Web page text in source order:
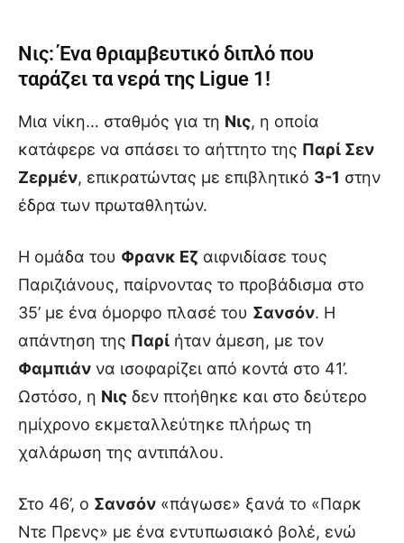
Νις: Ένα θριαμβευτικό διπλό που
ταράζει τα νερά της Ligue 1!
Μια νίκη… σταθμός για τη Νις, η οποία
κατάφερε να σπάσει το αήττητο της Παρί Σεν
Ζερμέν, επικρατώντας με επιβλητικό 3-1 στην
έδρα των πρωταθλητών.
Η ομάδα του Φρανκ Εζ αιφνιδίασε τους
Παριζιάνους, παίρνοντας το προβάδισμα στο
35’ με ένα όμορφο πλασέ του Σανσόν. Η
απάντηση της Παρί ήταν άμεση, με τον
Φαμπιάν να ισοφαρίζει από κοντά στο 41’.
Ωστόσο, η Νις δεν πτοήθηκε και στο δεύτερο
ημίχρονο εκμεταλλεύτηκε πλήρως τη
χαλάρωση της αντιπάλου.
Στο 46’, ο Σανσόν «πάγωσε» ξανά το «Παρκ
Ντε Πρενς» με ένα εντυπωσιακό βολέ, ενώ